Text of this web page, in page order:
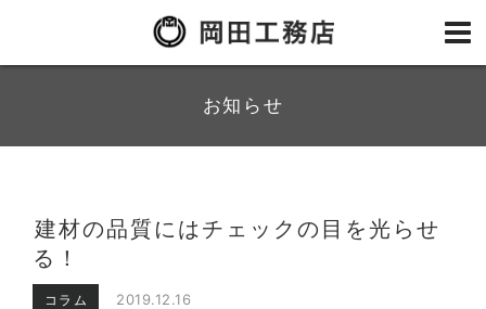
お知らせ
建材の品質にはチェックの目を光らせ
る！
コラム 2019.12.16